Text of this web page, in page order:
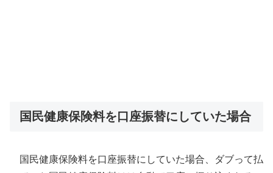
国民健康保険料を口座振替にしていた場合
国民健康保険料を口座振替にしていた場合、ダブって払